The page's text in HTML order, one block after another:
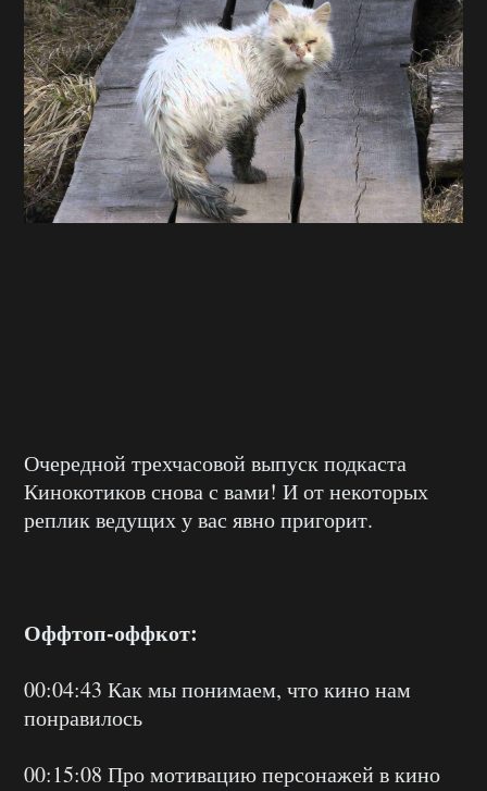
Очередной трехчасовой выпуск подкаста
Кинокотиков снова с вами! И от некоторых
реплик ведущих у вас явно пригорит.
Оффтоп-оффкот:
00:04:43 Как мы понимаем, что кино нам
понравилось
00:15:08 Про мотивацию персонажей в кино